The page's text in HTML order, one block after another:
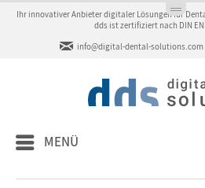
Ihr innovativer Anbieter digitaler Lösungen für
dds ist zertifiziert nach DIN EN
info@digital-dental-solutions.com
MENÜ